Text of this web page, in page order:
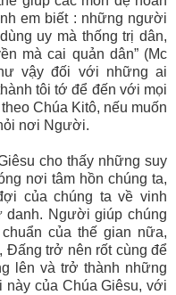
em biết : những người
uy mà thống trị dân,
mà cai quản dân” (Mc
vậy đối với những ai
tôi tớ để đến với mọi
Chúa Kitô, nếu muốn
nơi Người.
cho thấy những suy
nơi tâm hồn chúng ta,
của chúng ta về vinh
danh. Người giúp chúng
của thế gian nữa,
Đấng trở nên rốt cùng để
lên và trở thành những
của Chúa Giêsu, với